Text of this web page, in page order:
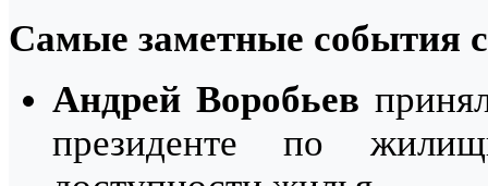
Самые заметные события
Андрей Воробьев
президенте по